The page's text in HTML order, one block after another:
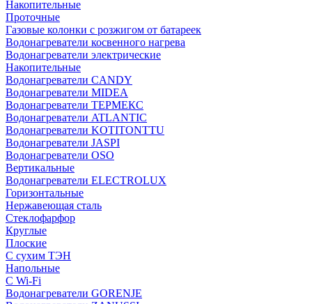
Накопительные
Проточные
Газовые колонки с розжигом от батареек
Водонагреватели косвенного нагрева
Водонагреватели электрические
Накопительные
Водонагреватели CANDY
Водонагреватели MIDEA
Водонагреватели ТЕРМЕКС
Водонагреватели ATLANTIC
Водонагреватели KOTITONTTU
Водонагреватели JASPI
Водонагреватели OSO
Вертикальные
Водонагреватели ELECTROLUX
Горизонтальные
Нержавеющая сталь
Стеклофарфор
Круглые
Плоские
С сухим ТЭН
Напольные
С Wi-Fi
Водонагреватели GORENJE